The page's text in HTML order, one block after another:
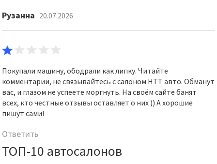
Рузанна 20.07.2026
Покупали машину, ободрали как липку. Читайте
комментарии, не связывайтесь с салоном НТТ авто. Обманут
вас, и глазом не успеете моргнуть. На своём сайте банят
всех, кто честные отзывы оставляет о них )) А хорошие
пишут сами!
Ответить
ТОП-10 автосалонов